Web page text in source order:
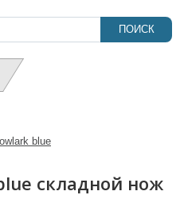
ПОИСК
blue
складной нож